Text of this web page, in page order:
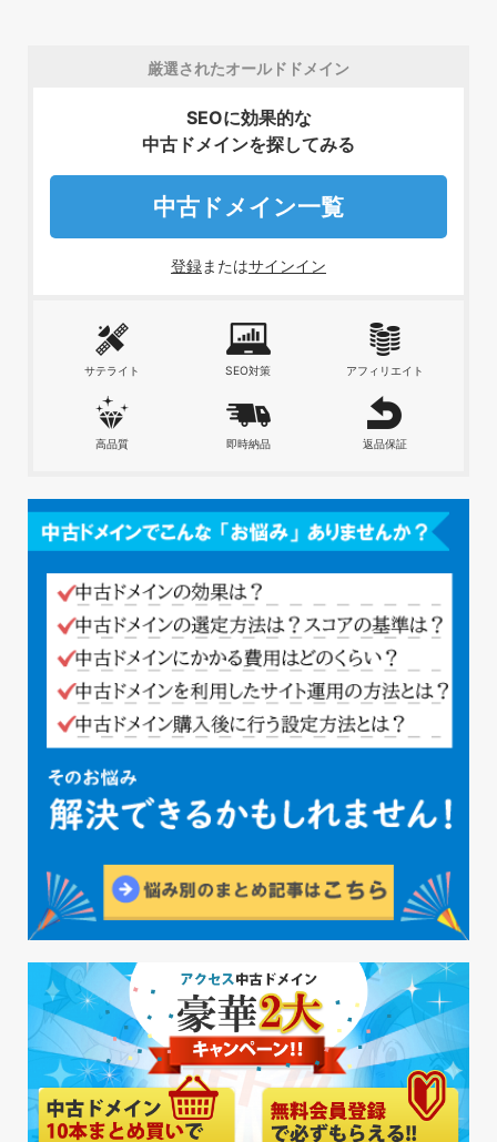
厳選されたオールドドメイン
SEOに効果的な
中古ドメインを探してみる
中古ドメイン一覧
登録またはサインイン
サテライト SEO対策 アフィリエイト
高品質 即時納品 返品保証